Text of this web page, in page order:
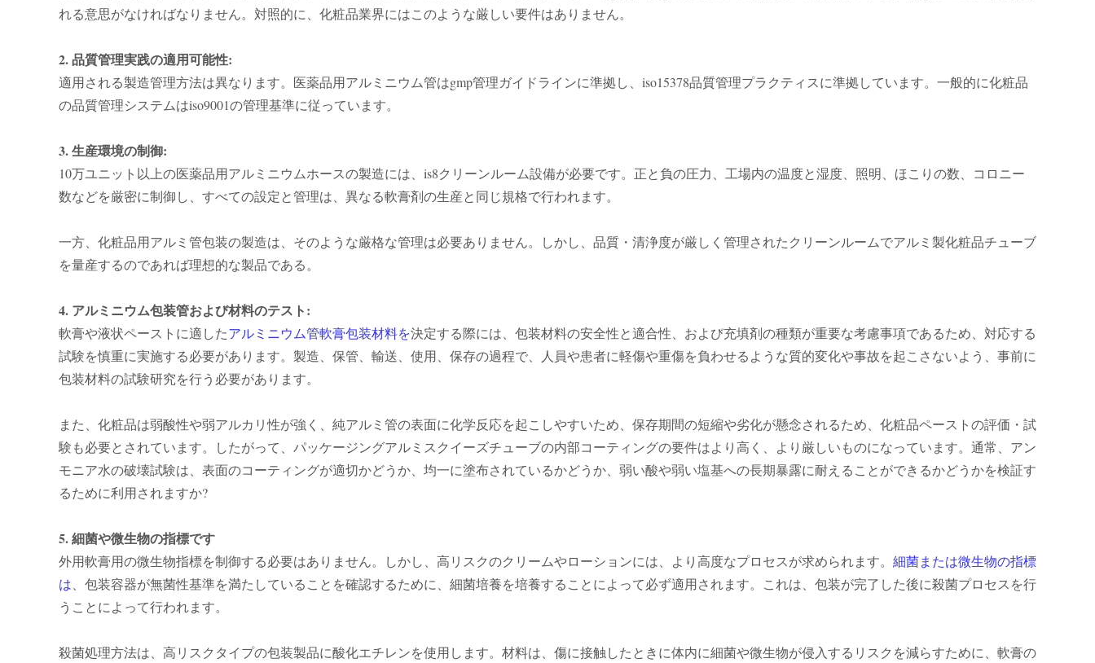
れる意思がなければなりません。対照的に、化粧品業界にはこのような厳しい要件はありません。
2. 品質管理実践の適用可能性:
適用される製造管理方法は異なります。医薬品用アルミニウム管はgmp管理ガイドラインに準拠し、iso15378品質管理プラクティスに準拠しています。一般的に化粧品
の品質管理システムはiso9001の管理基準に従っています。
3. 生産環境の制御:
10万ユニット以上の医薬品用アルミニウムホースの製造には、is8クリーンルーム設備が必要です。正と負の圧力、工場内の温度と湿度、照明、ほこりの数、コロニー
数などを厳密に制御し、すべての設定と管理は、異なる軟膏剤の生産と同じ規格で行われます。
一方、化粧品用アルミ管包装の製造は、そのような厳格な管理は必要ありません。しかし、品質・清浄度が厳しく管理されたクリーンルームでアルミ製化粧品チューブ
を量産するのであれば理想的な製品である。
4. アルミニウム包装管および材料のテスト:
軟膏や液状ペーストに適したアルミニウム管軟膏包装材料を決定する際には、包装材料の安全性と適合性、および充填剤の種類が重要な考慮事項であるため、対応する
試験を慎重に実施する必要があります。製造、保管、輸送、使用、保存の過程で、人員や患者に軽傷や重傷を負わせるような質的変化や事故を起こさないよう、事前に
包装材料の試験研究を行う必要があります。
また、化粧品は弱酸性や弱アルカリ性が強く、純アルミ管の表面に化学反応を起こしやすいため、保存期間の短縮や劣化が懸念されるため、化粧品ペーストの評価・試
験も必要とされています。したがって、パッケージングアルミスクイーズチューブの内部コーティングの要件はより高く、より厳しいものになっています。通常、アン
モニア水の破壊試験は、表面のコーティングが適切かどうか、均一に塗布されているかどうか、弱い酸や弱い塩基への長期暴露に耐えることができるかどうかを検証す
るために利用されますか?
5. 細菌や微生物の指標です
外用軟膏用の微生物指標を制御する必要はありません。しかし、高リスクのクリームやローションには、より高度なプロセスが求められます。 細菌または微生物の指標
は 、包装容器が無菌性基準を満たしていることを確認するために、細菌培養を培養することによって必ず適用されます。これは、包装が完了した後に殺菌プロセスを行
うことによって行われます。
殺菌処理方法は、高リスクタイプの包装製品に酸化エチレンを使用します。材料は、傷に接触したときに体内に細菌や微生物が侵入するリスクを減らすために、軟膏の